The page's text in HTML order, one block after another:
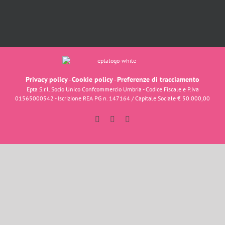
Privacy policy-Cookie policy-Preferenze di tracciamento
Epta S.r.l. Socio Unico Confcommercio Umbria - Codice Fiscale e P.Iva
01565000542 - Iscrizione REA PG n. 147164 / Capitale Sociale € 50.000,00
FacebookInstagram